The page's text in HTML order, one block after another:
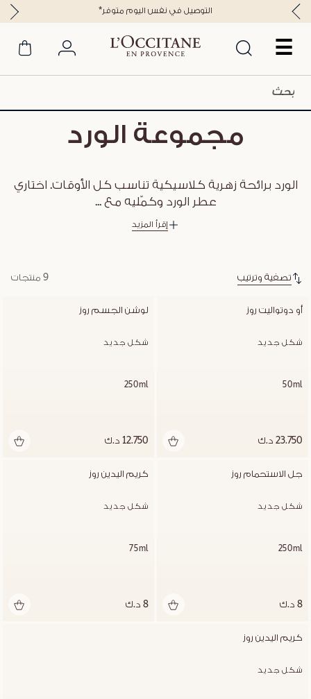
☰
*التوصيل في نفس اليوم متوفر
مجموعة الورد
الورد برائحة زهرية كلاسيكية تناسب كل الأوقات. اختاري
عطر الورد وكمّليه مع...
إقرأ المزيد
تصفية وترتيب 9 منتجات
أو دوتواليت روز
شكل جديد
50ml
23.750 د.ك
لوشن الجسم روز
شكل جديد
250ml
12.750 د.ك
جل الاستحمام روز
شكل جديد
250ml
8 د.ك
كريم اليدين روز
شكل جديد
75ml
8 د.ك
كريم اليدين روز
شكل جديد